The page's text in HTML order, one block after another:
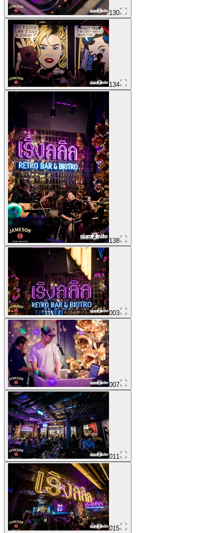
130
134
138
003
007
011
015